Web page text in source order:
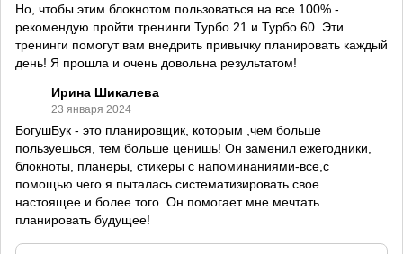
Но, чтобы этим блокнотом пользоваться на все 100% -
рекомендую пройти тренинги Турбо 21 и Турбо 60. Эти
тренинги помогут вам внедрить привычку планировать каждый
день! Я прошла и очень довольна результатом!
Ирина Шикалева
23 января 2024
БогушБук - это планировщик, которым ,чем больше
пользуешься, тем больше ценишь! Он заменил ежегодники,
блокноты, планеры, стикеры с напоминаниями-все,с
помощью чего я пыталась систематизировать свое
настоящее и более того. Он помогает мне мечтать
планировать будущее!